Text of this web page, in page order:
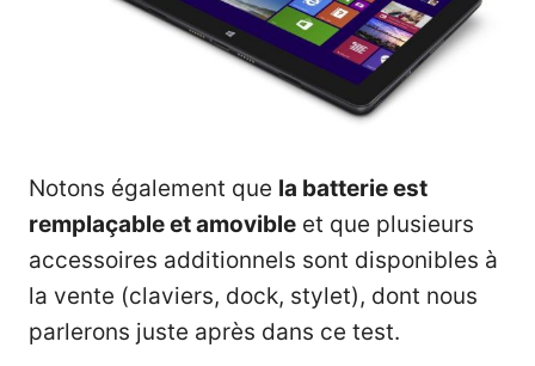
Notons également que la batterie est
remplaçable et amovible et que plusieurs
accessoires additionnels sont disponibles à
la vente (claviers, dock, stylet), dont nous
parlerons juste après dans ce test.